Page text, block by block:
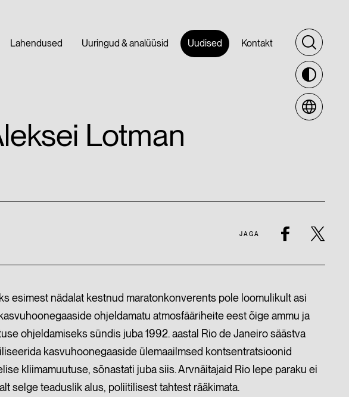
Lahendused Uuringud & analüüsid Uudised Kontakt
Lotman
JAGA
esimest nädalat kestnud maratonkonverents pole loomulikult asi
ohjeldamatu atmosfääriheite eest õige ammu ja
ohjeldamiseks sündis juba 1992. aastal Rio de Janeiro säästva
kasvuhoonegaaside ülemaailmsed kontsentratsioonid
kliimamuutuse, sõnastati juba siis. Arvnäitajaid Rio lepe paraku ei
selge teaduslik alus, poliitilisest tahtest rääkimata.